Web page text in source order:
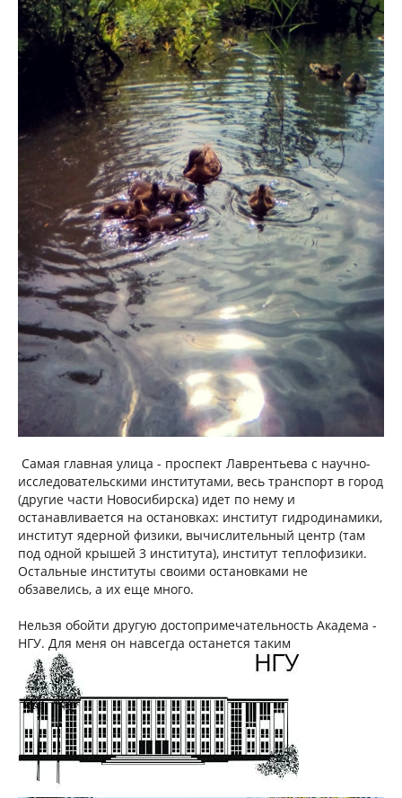
Самая главная улица - проспект Лаврентьева с научно-
исследовательскими институтами, весь транспорт в город
(другие части Новосибирска) идет по нему и
останавливается на остановках: институт гидродинамики,
институт ядерной физики, вычислительный центр (там
под одной крышей 3 института), институт теплофизики.
Остальные институты своими остановками не
обзавелись, а их еще много.
Нельзя обойти другую достопримечательность Академа -
НГУ. Для меня он навсегда останется таким